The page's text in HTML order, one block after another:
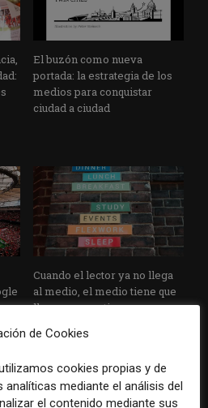
El buzón como nueva
portada: la estrategia de los
medios para conquistar
ciudad a ciudad
Cuando el lector ya no llega
al medio, el medio tiene que
llegar a sus rutinas
de Cookies
cookies propias y de
mediante el análisis del
el contenido mediante sus